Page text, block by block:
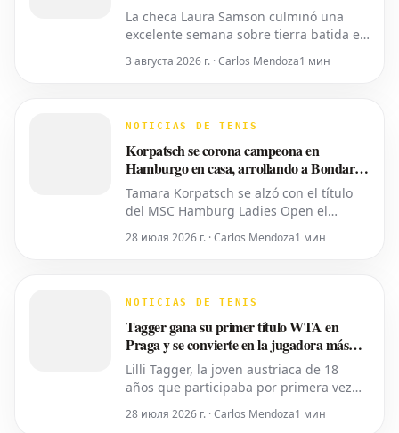
La checa Laura Samson culminó una
excelente semana sobre tierra batida en
Târgu Mureș, viniendo de menos a más
para derrotar a la máxima favorita, la
2026, impulsado por Intaro Sport. El
3 августа 2026 г. · Carlos Mendoza1 мин
NOTICIAS DE TENIS
Korpatsch se corona campeona en
Hamburgo en casa, arrollando a Bondar
en sets corridos
Tamara Korpatsch se alzó con el título
del MSC Hamburg Ladies Open el
domingo, derrotando a la cuarta cabeza
de serie, la húngara Anna Bondar, por 6-
de su carrera en la tierra batida de su
ciudad natal. La quinta cabez
28 июля 2026 г. · Carlos Mendoza1 мин
NOTICIAS DE TENIS
Tagger gana su primer título WTA en
Praga y se convierte en la jugadora más
joven del top 50
Lilli Tagger, la joven austriaca de 18
años que participaba por primera vez
en el cuadro principal del torneo,
conquistó su primer título WTA el
28 июля 2026 г. · Carlos Mendoza1 мин